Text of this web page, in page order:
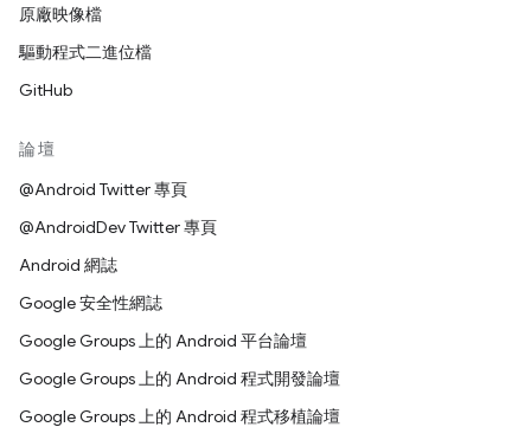
原廠映像檔
驅動程式二進位檔
GitHub
論壇
@Android Twitter 專頁
@AndroidDev Twitter 專頁
Android 網誌
Google 安全性網誌
Google Groups 上的 Android 平台論壇
Google Groups 上的 Android 程式開發論壇
Google Groups 上的 Android 程式移植論壇